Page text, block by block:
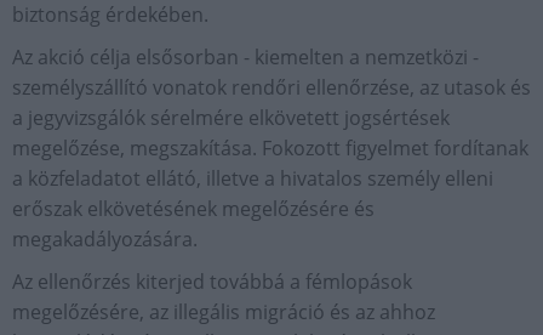
biztonság érdekében.
Az akció célja elsősorban - kiemelten a nemzetközi -
személyszállító vonatok rendőri ellenőrzése, az utasok és
a jegyvizsgálók sérelmére elkövetett jogsértések
megelőzése, megszakítása. Fokozott figyelmet fordítanak
a közfeladatot ellátó, illetve a hivatalos személy elleni
erőszak elkövetésének megelőzésére és
megakadályozására.
Az ellenőrzés kiterjed továbbá a fémlopások
megelőzésére, az illegális migráció és az ahhoz